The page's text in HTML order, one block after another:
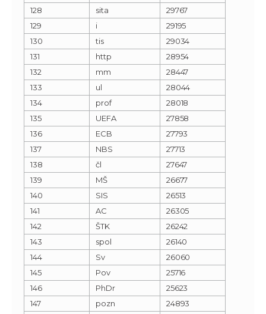
128
sita
29767
129
i
29195
130
tis
29034
131
http
28954
132
mm
28447
133
ul
28044
134
prof
28018
135
UEFA
27858
136
ECB
27793
137
NBS
27713
138
čl
27647
139
MŠ
26677
140
SIS
26513
141
AC
26305
142
ŠTK
26242
143
spol
26140
144
Sv
26060
145
Pov
25716
146
PhDr
25623
147
pozn
24893